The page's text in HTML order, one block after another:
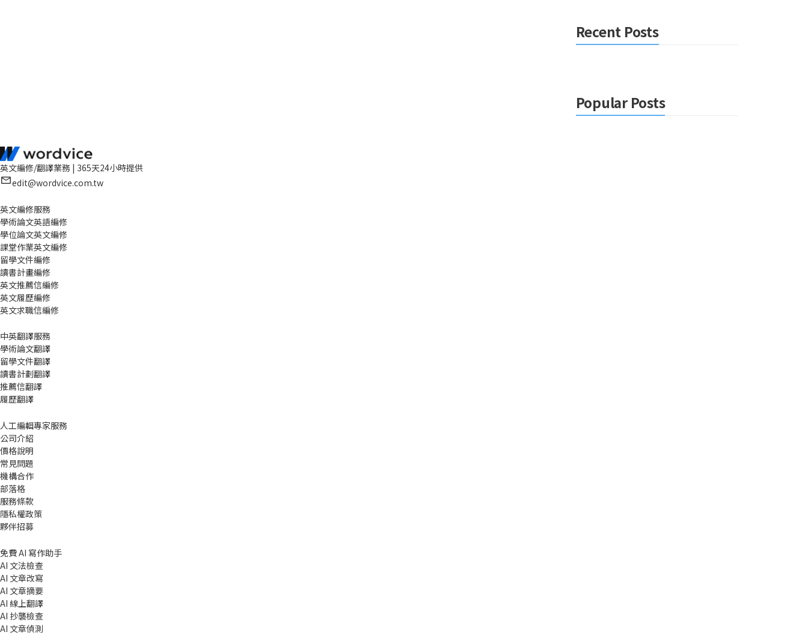
Recent Posts
Popular Posts
英文編修/翻譯業務 | 365天24小時提供
edit@wordvice.com.tw
英文編修服務
學術論文英語編修
學位論文英文編修
課堂作業英文編修
留學文件編修
讀書計畫編修
英文推薦信編修
英文履歷編修
英文求職信編修
中英翻譯服務
學術論文翻譯
留學文件翻譯
讀書計劃翻譯
推薦信翻譯
履歷翻譯
人工編輯專家服務
公司介紹
價格說明
常見問題
機構合作
部落格
服務條款
隱私權政策
夥伴招募
免費 AI 寫作助手
AI 文法檢查
AI 文章改寫
AI 文章摘要
AI 線上翻譯
AI 抄襲檢查
AI 文章偵測